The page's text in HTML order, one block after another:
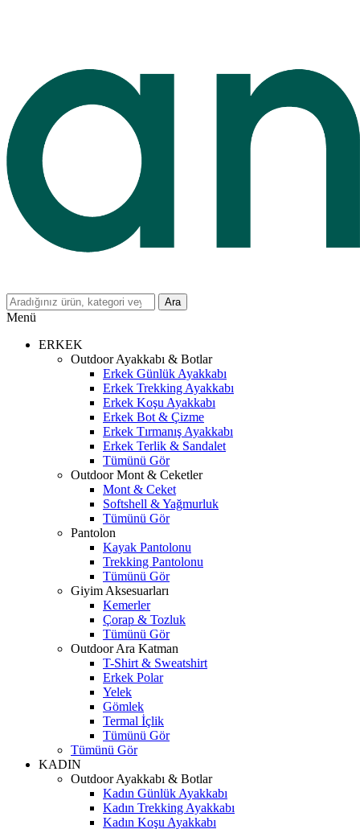
Ara
Menü
ERKEK
Outdoor Ayakkabı & Botlar
Erkek Günlük Ayakkabı
Erkek Trekking Ayakkabı
Erkek Koşu Ayakkabı
Erkek Bot & Çizme
Erkek Tırmanış Ayakkabı
Erkek Terlik & Sandalet
Tümünü Gör
Outdoor Mont & Ceketler
Mont & Ceket
Softshell & Yağmurluk
Tümünü Gör
Pantolon
Kayak Pantolonu
Trekking Pantolonu
Tümünü Gör
Giyim Aksesuarları
Kemerler
Çorap & Tozluk
Tümünü Gör
Outdoor Ara Katman
T-Shirt & Sweatshirt
Erkek Polar
Yelek
Gömlek
Termal İçlik
Tümünü Gör
Tümünü Gör
KADIN
Outdoor Ayakkabı & Botlar
Kadın Günlük Ayakkabı
Kadın Trekking Ayakkabı
Kadın Koşu Ayakkabı